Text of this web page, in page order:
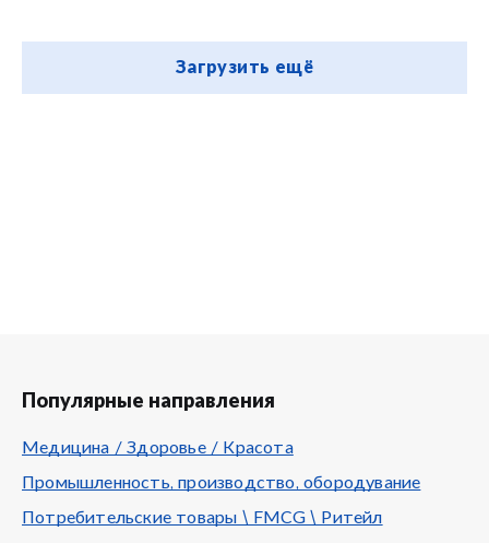
Загрузить ещё
Популярные направления
Медицина / Здоровье / Красота
Промышленность, производство, обородувание
Потребительские товары \ FMCG \ Ритейл